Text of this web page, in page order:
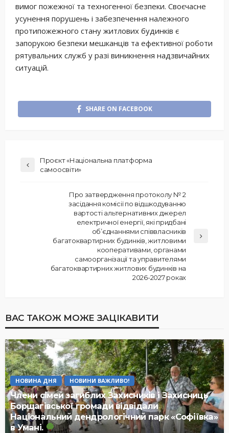
вимог пожежної та техногенної безпеки. Своєчасне
усунення порушень і забезпечення належного
протипожежного стану житлових будинків є
запорукою безпеки мешканців та ефективної роботи
рятувальних служб у разі виникнення надзвичайних
ситуацій.
SHARE ON FACEBOOK
Проєкт «Національна платформа
самоосвіти»
Про затвердження протоколу № 2
засідання комісії по відшкодуванню
вартості альтернативних джерел
електричної енергії, які придбані
об’єднаннями співвласників
багатоквартирних будинків, житловими
кооперативами, органами
самоорганізації та управителями
багатоквартирних житлових будинків на
2026-2027 роках
ВАС ТАКОЖ МОЖЕ ЗАЦІКАВИТИ
НОВИНА ДНЯ НОВИНИ ВАЖЛИВО!
Члени сімей загиблих Захисників і Захисниць
Борщагівської громади відвідали
Національний дендрологічний парк «Софіївка»
в Умані.